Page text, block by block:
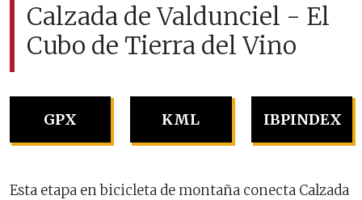
Calzada de Valdunciel - El
Cubo de Tierra del Vino
GPX KML IBPINDEX
Esta etapa en bicicleta de montaña conecta Calzada